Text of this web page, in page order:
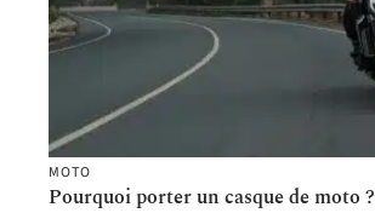
MOTO
Pourquoi porter un casque de moto ?